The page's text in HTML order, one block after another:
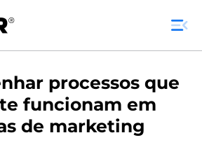
processos que
funcionam em
de marketing